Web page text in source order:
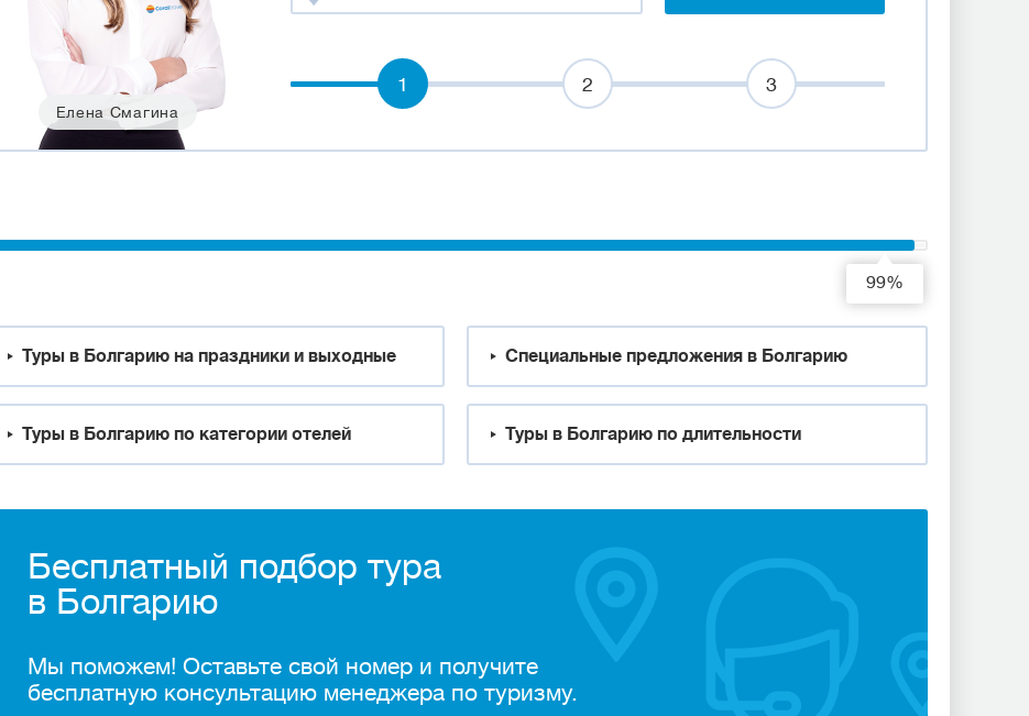
Елена Смагина
1 2 3
99%
Туры в Болгарию на праздники и выходные Специальные предложения в Болгарию
Туры в Болгарию по категории отелей Туры в Болгарию по длительности
Бесплатный подбор тура
в Болгарию
Мы поможем! Оставьте свой номер и получите
бесплатную консультацию менеджера по туризму.